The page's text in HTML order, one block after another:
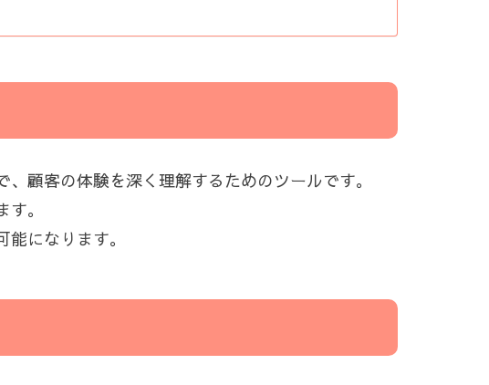
顧客の体験を深く理解するためのツールです。
。
になります。